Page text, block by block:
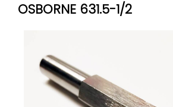
OSBORNE 631.5-1/2